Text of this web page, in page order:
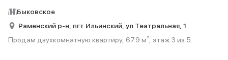
Быковское
Раменский р-н, пгт Ильинский, ул Театральная, 1
Продам двухкомнатную квартиру, 67.9 м², этаж 3 из 5.